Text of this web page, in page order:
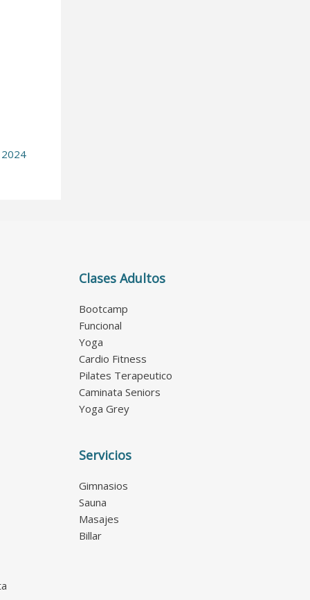
2024
Clases Adultos
Bootcamp
Funcional
Yoga
Cardio Fitness
Pilates Terapeutico
Caminata Seniors
Yoga Grey
Servicios
Gimnasios
Sauna
Masajes
Billar